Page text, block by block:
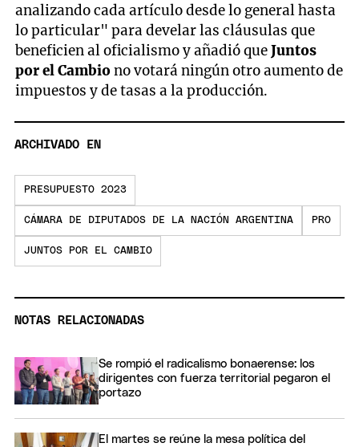
analizando cada artículo desde lo general hasta
lo particular" para develar las cláusulas que
beneficien al oficialismo y añadió queJuntos
por el Cambiono votará ningún otro aumento de
impuestos y de tasas a la producción.
ARCHIVADO EN
PRESUPUESTO 2023
CÁMARA DE DIPUTADOS DE LA NACIÓN ARGENTINA PRO
JUNTOS POR EL CAMBIO
NOTAS RELACIONADAS
Se rompió el radicalismo bonaerense: los
dirigentes con fuerza territorial pegaron el
portazo
El martes se reúne la mesa política del